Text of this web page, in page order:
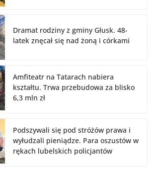
Dramat rodziny z gminy Głusk. 48-
latek znęcał się nad żoną i córkami
Amfiteatr na Tatarach nabiera
kształtu. Trwa przebudowa za blisko
6,3 mln zł
Podszywali się pod stróżów prawa i
wyłudzali pieniądze. Para oszustów w
rękach lubelskich policjantów